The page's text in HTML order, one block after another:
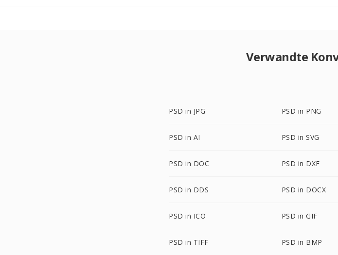
Verwandte
PSD in JPG PSD in PNG
PSD in AI PSD in SVG
PSD in DOC PSD in DXF
PSD in DDS PSD in DOCX
PSD in ICO PSD in GIF
PSD in TIFF PSD in BMP